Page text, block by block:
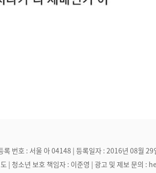
록 번호 : 서울 아 04148 | 등록일자 : 2016년 08월
도 | 청소년 보호 책임자 : 이준영 | 광고 및 제보 문